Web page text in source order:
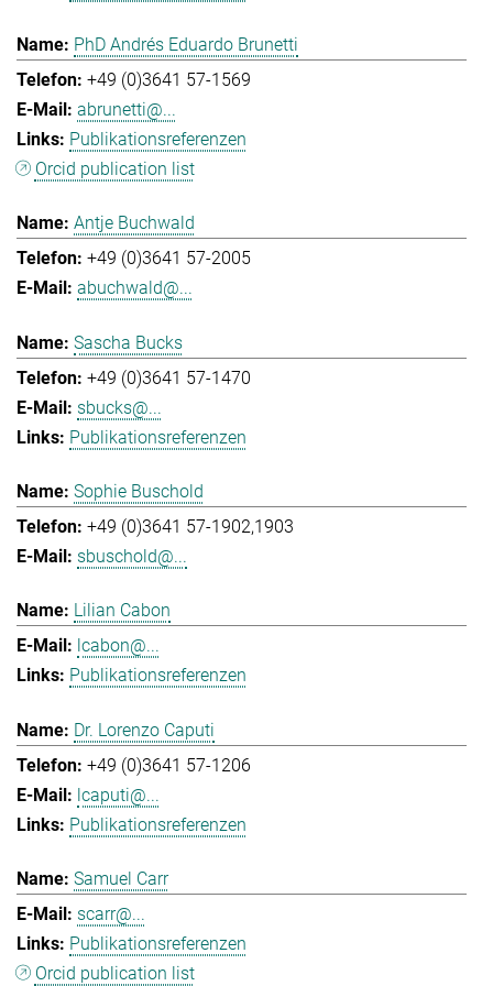
PhD Andrés Eduardo Brunetti
+49 (0)3641 57-1569
abrunetti@...
Publikationsreferenzen
Orcid publication list
Antje Buchwald
+49 (0)3641 57-2005
abuchwald@...
Sascha Bucks
+49 (0)3641 57-1470
sbucks@...
Publikationsreferenzen
Sophie Buschold
+49 (0)3641 57-1902,1903
sbuschold@...
Lilian Cabon
lcabon@...
Publikationsreferenzen
Dr. Lorenzo Caputi
+49 (0)3641 57-1206
lcaputi@...
Publikationsreferenzen
Samuel Carr
scarr@...
Publikationsreferenzen
Orcid publication list